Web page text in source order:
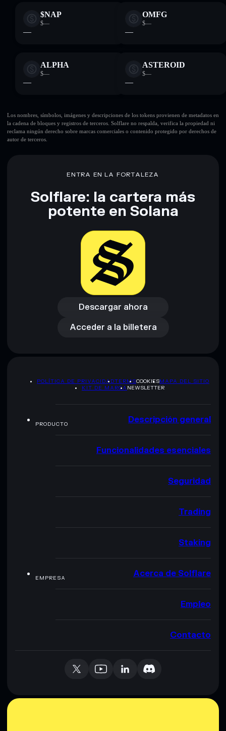
$NAP
$—
—
OMFG
$—
—
ALPHA
$—
—
ASTEROID
$—
—
Los nombres, símbolos, imágenes y descripciones de los tokens provienen de metadatos en
la cadena de bloques y registros de terceros. Solflare no respalda, verifica la propiedad ni
reclama ningún derecho sobre marcas comerciales o contenido protegido por derechos de
autor de terceros.
ENTRA EN LA FORTALEZA
Solflare: la cartera más
potente en Solana
Descargar ahora
Descargar ahora
Acceder a la billetera
Acceder a la billetera
POLÍTICA DE PRIVACIDADTERMSCOOKIESMAPA DEL SITIO
KIT DE MARCA NEWSLETTER
PRODUCTO Descripción general
Funcionalidades esenciales
Seguridad
Trading
Staking
EMPRESA Acerca de Solflare
Empleo
Contacto